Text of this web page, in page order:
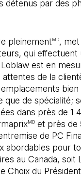
détenus par des
pleinementMD, met
qui effectuent
est en
de la
bien
que de spécialité;
dans près de 1
MDet près de
de PC
abordables pour
au Canada, soit
Choix du Président